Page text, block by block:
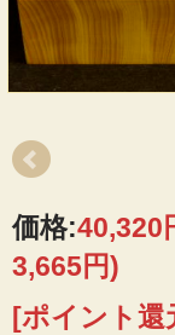
価格:40,320
3,665円)
[ポイント